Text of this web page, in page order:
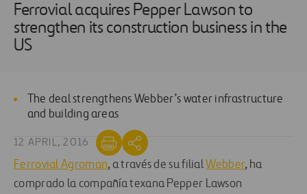
Ferrovial acquires Pepper Lawson to
strengthen its construction business in the
US
The deal strengthens Webber’s water infrastructure
and building areas
12 APRIL, 2016
Ferrovial Agroman, a través de su filialWebber, ha
comprado la compañía texana Pepper Lawson